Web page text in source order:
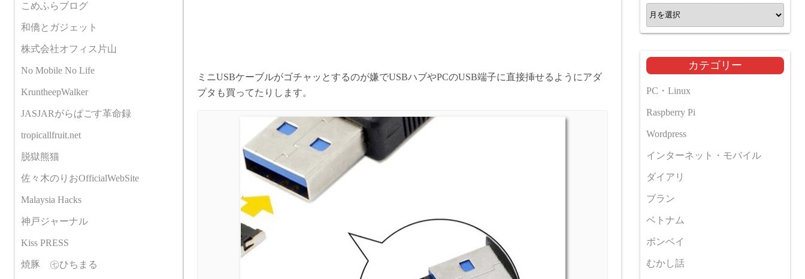
ミニUSBケーブルがゴチャッとするのが嫌でUSBハブやPCのUSB端子に直接挿せるようにアダ
プタも買ってたりします。
こめふらブログ
和僑とガジェット
株式会社オフィス片山
No Mobile No Life
KruntheepWalker
JASJARがらぱごす革命録
tropicallfruit.net
脱獄熊猫
佐々木のりおOfficialWebSite
Malaysia Hacks
神戸ジャーナル
Kiss PRESS
焼豚 ㊆ひちまる
ア
ー
イ
ブ
カテゴリー
PC・Linux
Raspberry Pi
Wordpress
インターネット・モバイル
ダイアリ
ブラン
ベトナム
ボンベイ
むかし話